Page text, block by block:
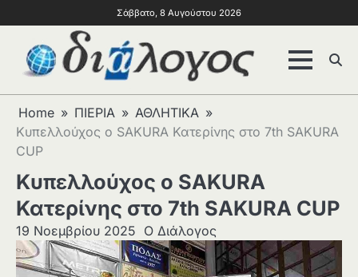
Σάββατο, 8 Αυγούστου 2026
Home ΠΙΕΡΙΑ
ΑΘΛΗΤΙΚΑ
Κυπελλούχος ο SAKURA Κατερίνης στο 7th SAKURA
CUP
Κυπελλούχος ο SAKURA
Κατερίνης στο 7th SAKURA CUP
19 Νοεμβρίου 2025 Ο Διάλογος